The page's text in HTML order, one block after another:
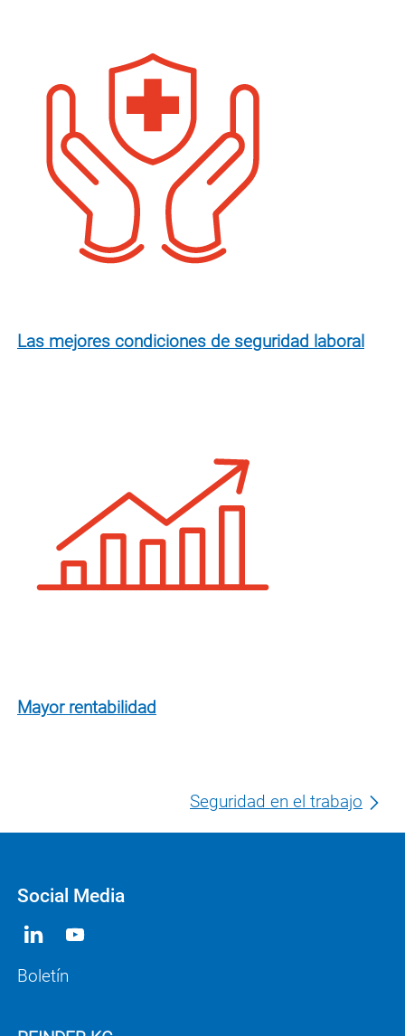
Las mejores condiciones de seguridad laboral
Mayor rentabilidad
Seguridad en el trabajo
Social Media
Boletín